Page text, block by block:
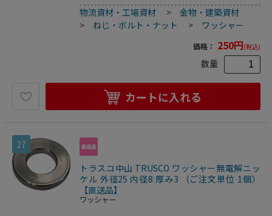
物流資材・工場資材 >金物・建築資材
> ねじ・ボルト・ナット > ワッシャー
価格： 250円(税込)
数量
カートに入れる
27
トラスコ中山 TRUSCO ワッシャー無電解ニッ
ケル 外径25 内径8 厚み3 （ご注文単位 1個）
【直送品】
ワッシャー